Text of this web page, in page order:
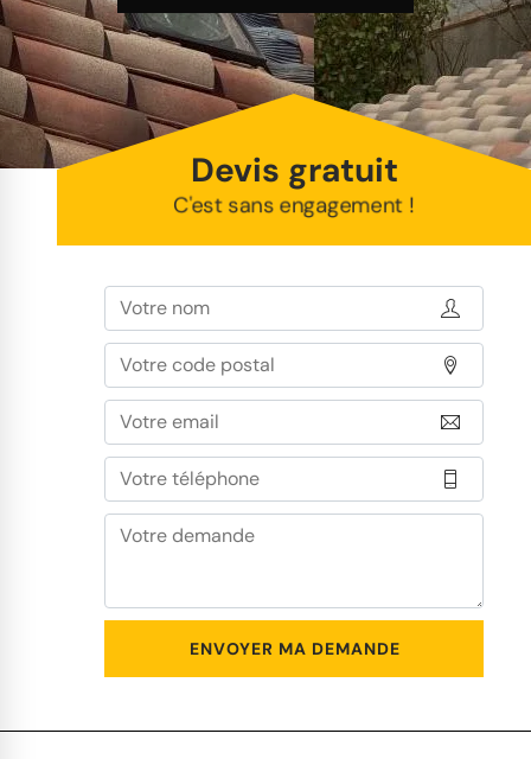
Devis gratuit
C'est sans engagement !